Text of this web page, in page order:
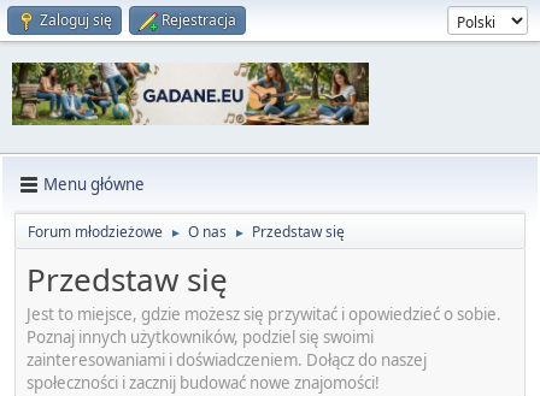
Zaloguj się Rejestracja
Menu główne
Forum młodzieżowe ► O nas ► Przedstaw się
Przedstaw się
Jest to miejsce, gdzie możesz się przywitać i opowiedzieć o sobie.
Poznaj innych użytkowników, podziel się swoimi
zainteresowaniami i doświadczeniem. Dołącz do naszej
społeczności i zacznij budować nowe znajomości!